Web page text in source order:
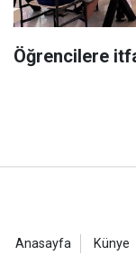
Öğrencilere
Anasayfa Künye